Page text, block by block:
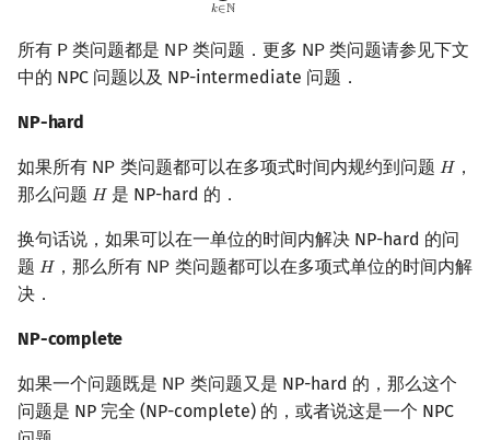
𝑘∈ℕ
所有 𝖯
P 类问题都是 𝖭𝖯
NP类问题．更多 𝖭𝖯
NP 类问题请参见下文
中的 NPC 问题以及 NP-intermediate 问题．
NP-hard
如果所有 𝖭𝖯
NP 类问题都可以在多项式时间内规约到问题 𝐻
H，
那么问题 𝐻
H 是 NP-hard 的．
换句话说，如果可以在一单位的时间内解决 NP-hard 的问
题 𝐻
H ，那么所有 𝖭𝖯
NP 类问题都可以在多项式单位的时间内解
决．
NP-complete
如果一个问题既是 𝖭𝖯
NP 类问题又是 NP-hard 的，那么这个
问题是 NP 完全 (NP-complete) 的，或者说这是一个 NPC